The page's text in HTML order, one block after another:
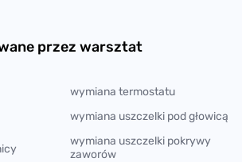
przez warsztat
wymiana termostatu
wymiana uszczelki pod głowicą
wymiana uszczelki pokrywy
zaworów